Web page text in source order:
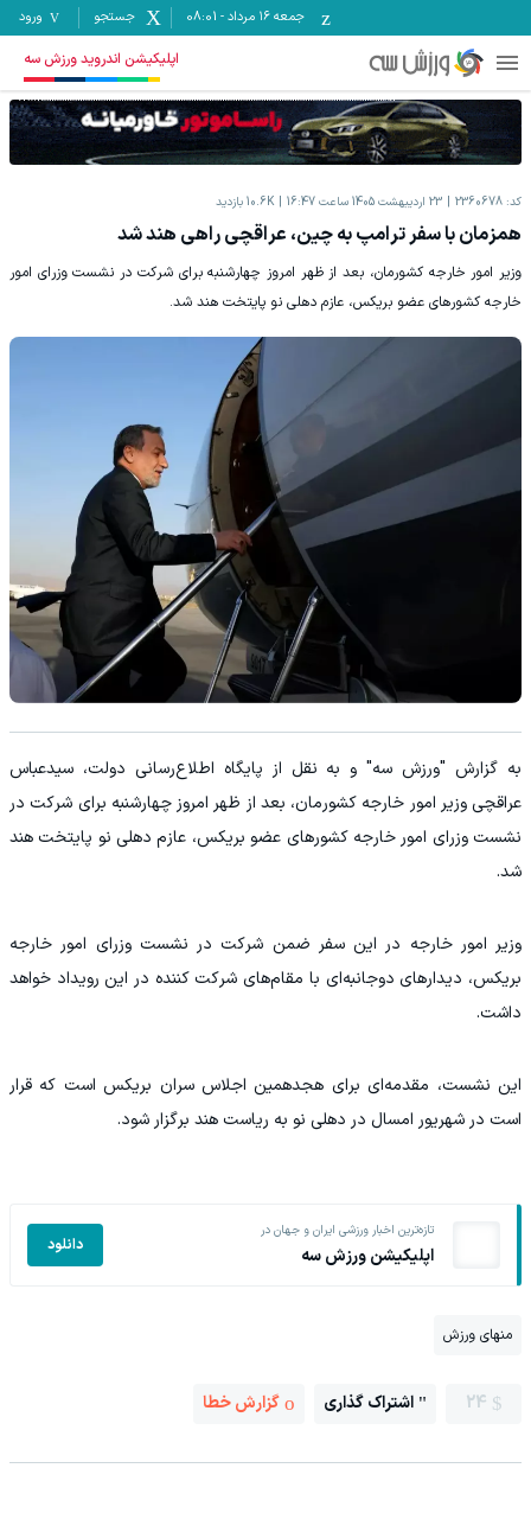
جمعه ۱۶ مرداد -
08:01 جستجو ورود
اپلیکیشن اندروید ورزش سه
کد: 2360678 23 اردیبهشت 1405 ساعت 16:47 10.6K بازدید
همزمان با سفر ترامپ به چین، عراقچی راهی هند شد
وزیر امور خارجه کشورمان، بعد از ظهر امروز چهارشنبه برای شرکت در نشست وزرای امور
خارجه کشورهای عضو بریکس، عازم دهلی نو پایتخت هند شد.
به گزارش "ورزش سه" و به نقل از پایگاه اطلاع‌رسانی دولت، سیدعباس
عراقچی وزیر امور خارجه کشورمان، بعد از ظهر امروز چهارشنبه برای شرکت در
نشست وزرای امور خارجه کشورهای عضو بریکس، عازم دهلی نو پایتخت هند
شد.
وزیر امور خارجه در این سفر ضمن شرکت در نشست وزرای امور خارجه
بریکس، دیدارهای دوجانبه‌ای با مقام‌های شرکت کننده در این رویداد خواهد
داشت.
این نشست، مقدمه‌ای برای هجدهمین اجلاس سران بریکس است که قرار
است در شهریور امسال در دهلی نو به ریاست هند برگزار شود.
تازه‌ترین اخبار ورزشی ایران و جهان در
اپلیکیشن ورزش سه دانلود
منهای ورزش
24 اشتراک گذاری گزارش خطا